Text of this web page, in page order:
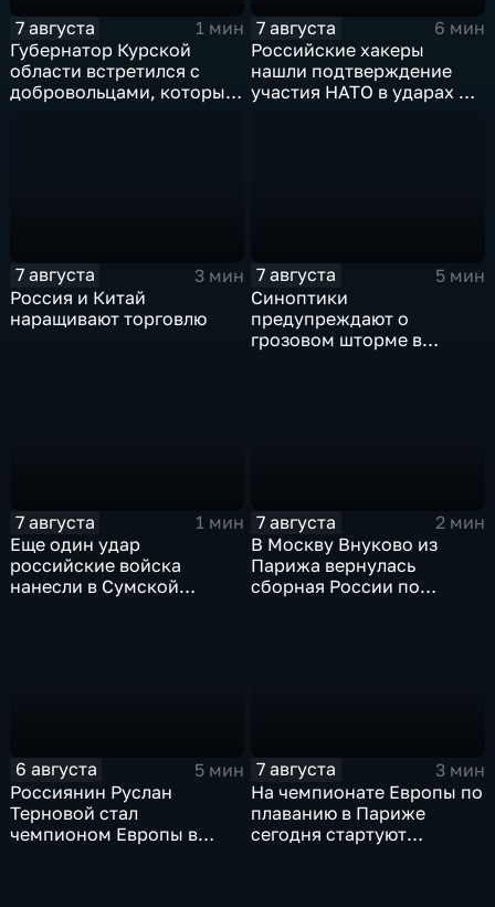
7 августа
1 мин
Губернатор Курской
области встретился с
добровольцами, которые
7 августа
6 мин
Российские хакеры
нашли подтверждение
участия НАТО в ударах по
7 августа
3 мин
Россия и Китай
наращивают торговлю
7 августа
5 мин
Синоптики
предупреждают о
грозовом шторме в
7 августа
1 мин
Еще один удар
российские войска
нанесли в Сумской
7 августа
2 мин
В Москву Внуково из
Парижа вернулась
сборная России по
6 августа
5 мин
Россиянин Руслан
Терновой стал
чемпионом Европы в
7 августа
3 мин
На чемпионате Европы по
плаванию в Париже
сегодня стартуют